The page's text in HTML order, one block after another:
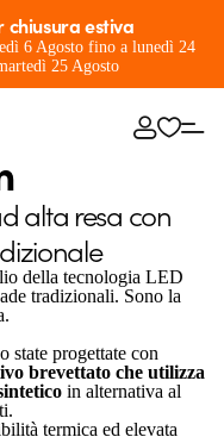
chiusura estiva
6 Agosto fino a lunedì 24
25 Agosto
alta resa con
della tecnologia LED
tradizionali. Sono la
progettate con
brevettato che utilizza
in alternativa al
termica ed elevata